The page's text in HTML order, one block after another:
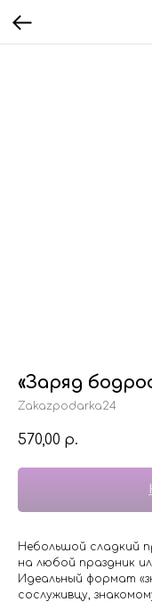
«Заряд
Zakazpodarka24
570,00 р.
Небольшой сладкий
на любой праздник
Идеальный формат
сослуживцу,